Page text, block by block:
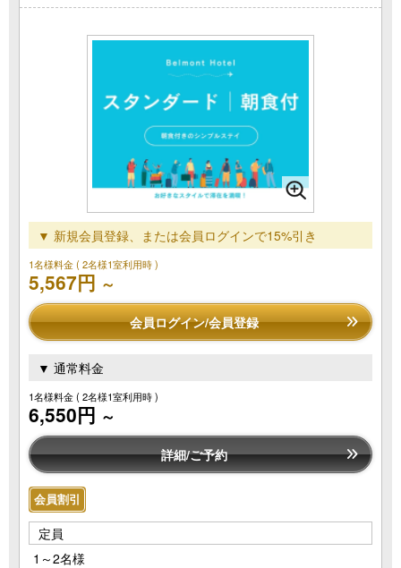
▼ 新規会員登録、または会員ログインで15%引き
1名様料金( 2名様1室利用時 )
5,567円 ～
会員ログイン/会員登録
▼ 通常料金
1名様料金( 2名様1室利用時 )
6,550円 ～
詳細/ご予約
会員割引
定員
1～2名様